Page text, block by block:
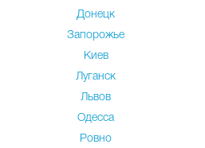
Донецк
Запорожье
Киев
Луганск
Львов
Одесса
Ровно